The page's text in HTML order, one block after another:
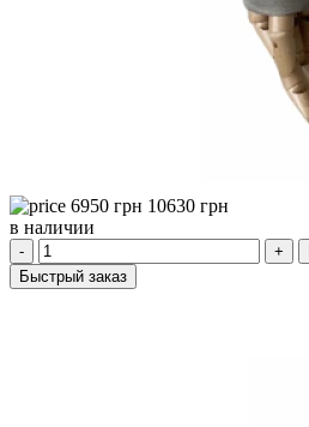
6950 грн 10630 грн
в наличии
- +
Быстрый заказ